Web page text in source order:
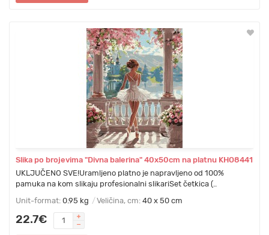
Slika po brojevima "Divna balerina" 40x50cm na platnu KHO8441
UKLJUČENO SVE!Uramljeno platno je napravljeno od 100%
pamuka na kom slikaju profesionalni slikariSet četkica (..
Unit-format: 0.95 kg Veličina, cm: 40 x 50 cm
22.7€